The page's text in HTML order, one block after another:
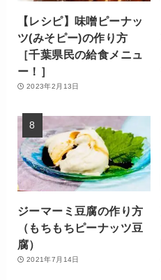
【レシピ】味噌ピーナッ
ツ(みそピー)の作り方
［千葉県民の給食メニュ
ー！］
2023年2月13日
ジーマーミ豆腐の作り方
（もちもちピーナッツ豆
腐）
2021年7月14日